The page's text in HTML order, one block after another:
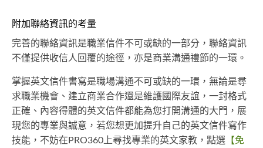
附加聯絡資訊的考量
完善的聯絡資訊是職業信件不可或缺的一部分，聯絡資訊
不僅提供收信人回覆的途徑，亦是商業溝通禮節的一環。
掌握英文信件書寫是職場溝通不可或缺的一環，無論是尋
求職業機會、建立商業合作還是維護國際友誼，一封格式
正確、內容得體的英文信件都能為您打開溝通的大門，展
現您的專業與誠意，若您想更加提升自己的英文信件寫作
技能，不妨在PRO360上尋找專業的英文家教，點選 【免